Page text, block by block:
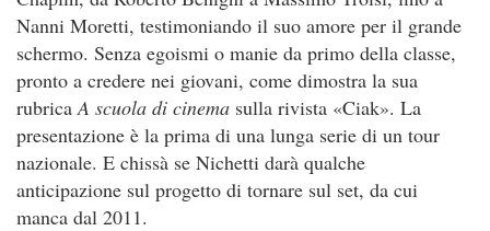
Nanni Moretti, testimoniando il suo amore per il grande
schermo. Senza egoismi o manie da primo della classe,
pronto a credere nei giovani, come dimostra la sua
rubricaA scuola di cinema sulla rivista «Ciak». La
presentazione è la prima di una lunga serie di un tour
nazionale. E chissà se Nichetti darà qualche
anticipazione sul progetto di tornare sul set, da cui
manca dal 2011.